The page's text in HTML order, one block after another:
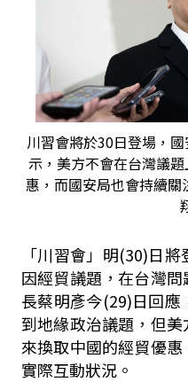
川習會將於30日登場，
示，美方不會在台灣議
惠，而國安局也會持續
「川習會」明(30)日
因經貿議題，在台灣
長蔡明彥今(29)日回
到地緣政治議題，但
來換取中國的經貿優
實際互動狀況。